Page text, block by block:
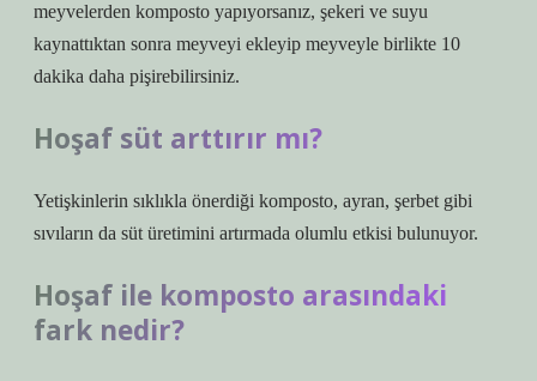
meyvelerden komposto yapıyorsanız, şekeri ve suyu
kaynattıktan sonra meyveyi ekleyip meyveyle birlikte 10
dakika daha pişirebilirsiniz.
Hoşaf süt arttırır mı?
Yetişkinlerin sıklıkla önerdiği komposto, ayran, şerbet gibi
sıvıların da süt üretimini artırmada olumlu etkisi bulunuyor.
Hoşaf ile komposto arasındaki
fark nedir?